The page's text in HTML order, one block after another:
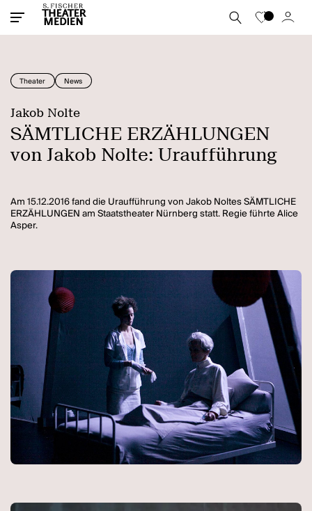
Theater News
Jakob Nolte
SÄMTLICHE ERZÄHLUNGEN
von Jakob Nolte: Uraufführung
Am 15.12.2016 fand die Uraufführung von Jakob Noltes SÄMTLICHE
ERZÄHLUNGEN am Staatstheater Nürnberg statt. Regie führte Alice
Asper.